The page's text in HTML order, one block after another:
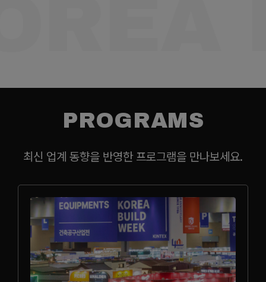
PROGRAMS
최신 업계 동향을 반영한 프로그램을 만나보세요.